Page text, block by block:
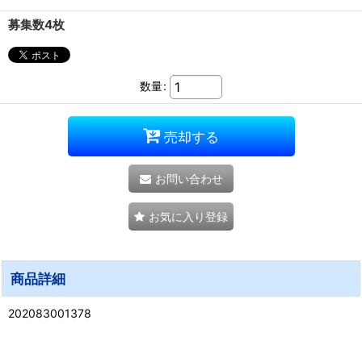
募集数4枚
数量:
売却する
お問い合わせ
お気に入り登録
商品詳細
202083001378